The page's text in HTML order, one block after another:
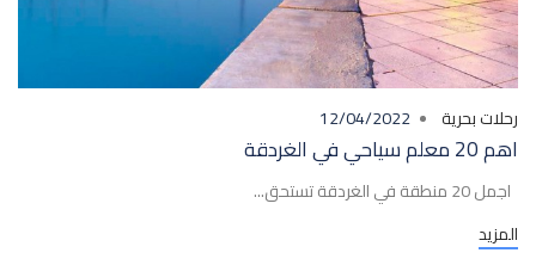
رحلات بحرية
اهم 20 معلم سياحي في الغردقة
اجمل 20 منطقة في الغردقة تستحق...
المزيد